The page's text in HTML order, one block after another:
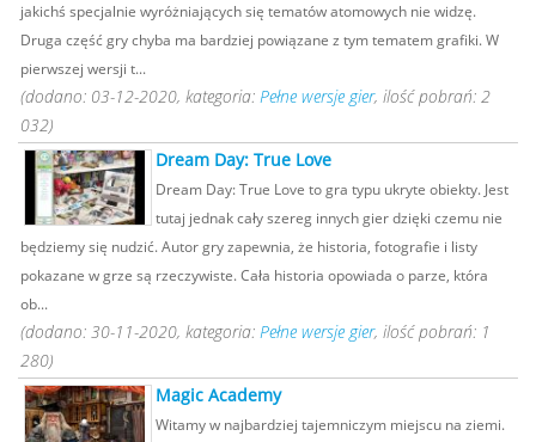
jakichś specjalnie wyróżniających się tematów atomowych nie widzę.
Druga część gry chyba ma bardziej powiązane z tym tematem grafiki. W
pierwszej wersji t...
(dodano: 03-12-2020, kategoria: Pełne wersje gier, ilość pobrań: 2
032)
Dream Day: True Love
Dream Day: True Love to gra typu ukryte obiekty. Jest
tutaj jednak cały szereg innych gier dzięki czemu nie
będziemy się nudzić. Autor gry zapewnia, że historia, fotografie i listy
pokazane w grze są rzeczywiste. Cała historia opowiada o parze, która
ob...
(dodano: 30-11-2020, kategoria: Pełne wersje gier, ilość pobrań: 1
280)
Magic Academy
Witamy w najbardziej tajemniczym miejscu na ziemi.